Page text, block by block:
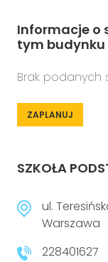
Informacje o
tym budynku
Brak podanych
ZAPLANUJ
SZKOŁA
ul.
Warszawa
228401627